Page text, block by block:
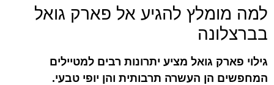
למה מומלץ להגיע אל פארק גואל
בברצלונה
גילוי פארק גואל מציע יתרונות רבים למטיילים
המחפשים הן העשרה תרבותית והן יופי טבעי.